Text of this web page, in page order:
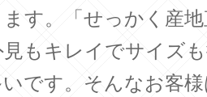
す。「せっかく産
もキレイでサイズ
です。そんなお客